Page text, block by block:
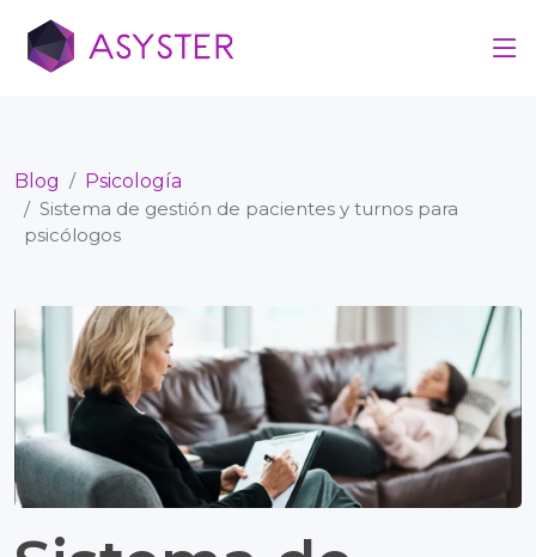
Blog
Psicología
Sistema de gestión de pacientes y turnos para
psicólogos